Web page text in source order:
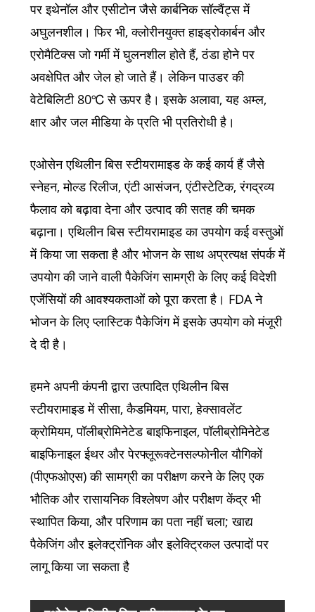
पर इथेनॉल और एसीटोन जैसे कार्बनिक सॉल्वैंट्स में
अघुलनशील। फिर भी, क्लोरीनयुक्त हाइड्रोकार्बन और
एरोमैटिक्स जो गर्मी में घुलनशील होते हैं, ठंडा होने पर
अवक्षेपित और जेल हो जाते हैं। लेकिन पाउडर की
वेटेबिलिटी 80℃ से ऊपर है। इसके अलावा, यह अम्ल,
क्षार और जल मीडिया के प्रति भी प्रतिरोधी है।
एओसेन एथिलीन बिस स्टीयरामाइड के कई कार्य हैं जैसे
स्नेहन, मोल्ड रिलीज, एंटी आसंजन, एंटीस्टेटिक, रंगद्रव्य
फैलाव को बढ़ावा देना और उत्पाद की सतह की चमक
बढ़ाना। एथिलीन बिस स्टीयरामाइड का उपयोग कई वस्तुओं
में किया जा सकता है और भोजन के साथ अप्रत्यक्ष संपर्क में
उपयोग की जाने वाली पैकेजिंग सामग्री के लिए कई विदेशी
एजेंसियों की आवश्यकताओं को पूरा करता है। FDA ने
भोजन के लिए प्लास्टिक पैकेजिंग में इसके उपयोग को मंजूरी
दे दी है।
हमने अपनी कंपनी द्वारा उत्पादित एथिलीन बिस
स्टीयरामाइड में सीसा, कैडमियम, पारा, हेक्सावलेंट
क्रोमियम, पॉलीब्रोमिनेटेड बाइफिनाइल, पॉलीब्रोमिनेटेड
बाइफिनाइल ईथर और पेरफ्लूरूक्टेनसल्फोनील यौगिकों
(पीएफओएस) की सामग्री का परीक्षण करने के लिए एक
भौतिक और रासायनिक विश्लेषण और परीक्षण केंद्र भी
स्थापित किया, और परिणाम का पता नहीं चला; खाद्य
पैकेजिंग और इलेक्ट्रॉनिक और इलेक्ट्रिकल उत्पादों पर
लागू किया जा सकता है